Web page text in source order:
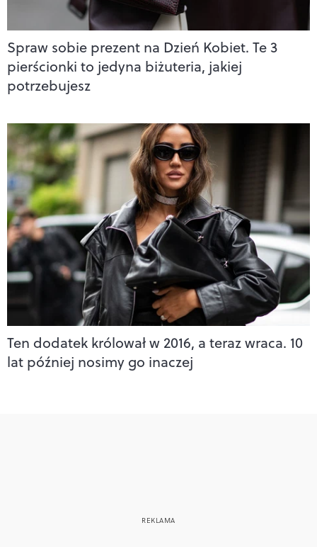
Spraw sobie prezent na Dzień Kobiet. Te 3
pierścionki to jedyna biżuteria, jakiej
potrzebujesz
Ten dodatek królował w 2016, a teraz wraca. 10
lat później nosimy go inaczej